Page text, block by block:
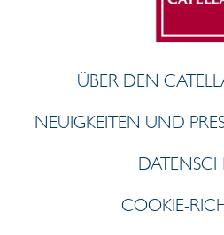
ÜBER DEN
NEUIGKEITEN UND
COOKIE-